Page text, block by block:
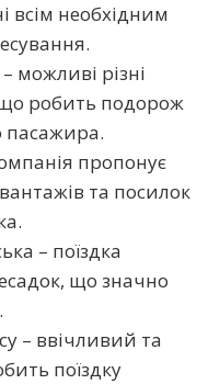
всім необхідним
можливі різні
робить подорож
пасажира.
пропонує
та посилок
– поїздка
що значно
– ввічливий та
поїздку